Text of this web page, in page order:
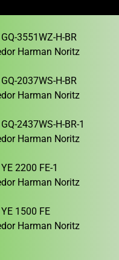
3551WZ-H-BR
Harman Noritz
2037WS-H-BR
Harman Noritz
2437WS-H-BR-1
Harman Noritz
2200 FE-1
Harman Noritz
1500 FE
Harman Noritz